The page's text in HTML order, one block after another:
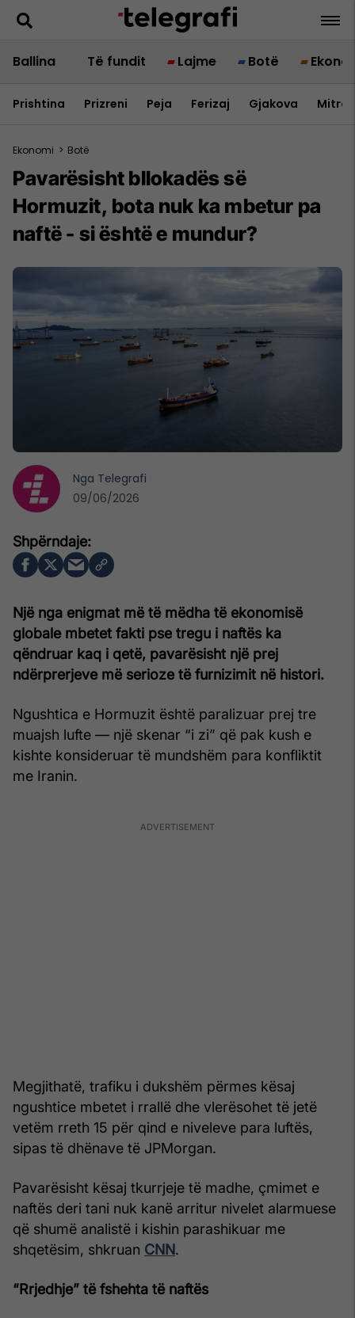
Ballina Të fundit Lajme Botë
Prishtina Prizreni Peja Ferizaj Gjakova
Ekonomi > Botë
Pavarësisht bllokadës së
Hormuzit, bota nuk ka mbetur pa
naftë - si është e mundur?
Një nga enigmat më të mëdha të ekonomisë
globale mbetet fakti pse tregu i naftës ka
qëndruar kaq i qetë, pavarësisht një prej
ndërprerjeve më serioze të furnizimit në histori.
Ngushtica e Hormuzit është paralizuar prej tre
muajsh lufte — një skenar “i zi” që pak kush e
kishte konsideruar të mundshëm para konfliktit
me Iranin.
Megjithatë, trafiku i dukshëm përmes kësaj
ngushtice mbetet i rrallë dhe vlerësohet të jetë
vetëm rreth 15 për qind e niveleve para luftës,
sipas të dhënave të JPMorgan.
Pavarësisht kësaj tkurrjeje të madhe, çmimet e
naftës deri tani nuk kanë arritur nivelet alarmuese
që shumë analistë i kishin parashikuar me
shqetësim, shkruan CNN.
“Rrjedhje” të fshehta të naftës
Nga Telegrafi
09/06/2026